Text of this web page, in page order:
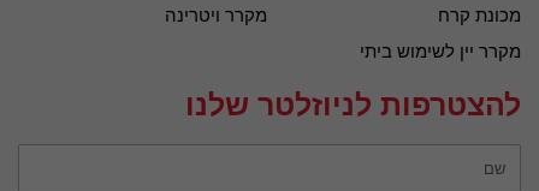
מכונת קרח
מקרר ויטרינה
מקרר יין לשימוש ביתי
להצטרפות לניוזלטר שלנו